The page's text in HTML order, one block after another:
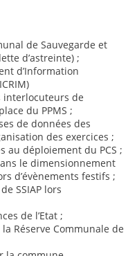
de Sauvegarde et
d’astreinte) ;
d’Information
interlocuteurs de
du PPMS ;
de données des
des exercices ;
au déploiement du PCS ;
le dimensionnement
d’évènements festifs ;
SSIAP lors
de l’Etat ;
Réserve Communale de